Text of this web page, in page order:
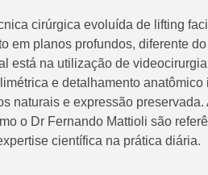
cirúrgica evoluída de lifting
em planos profundos, diferente
está na utilização de
e detalhamento
naturais e expressão
o Dr Fernando Mattioli são
científica na prática diária.